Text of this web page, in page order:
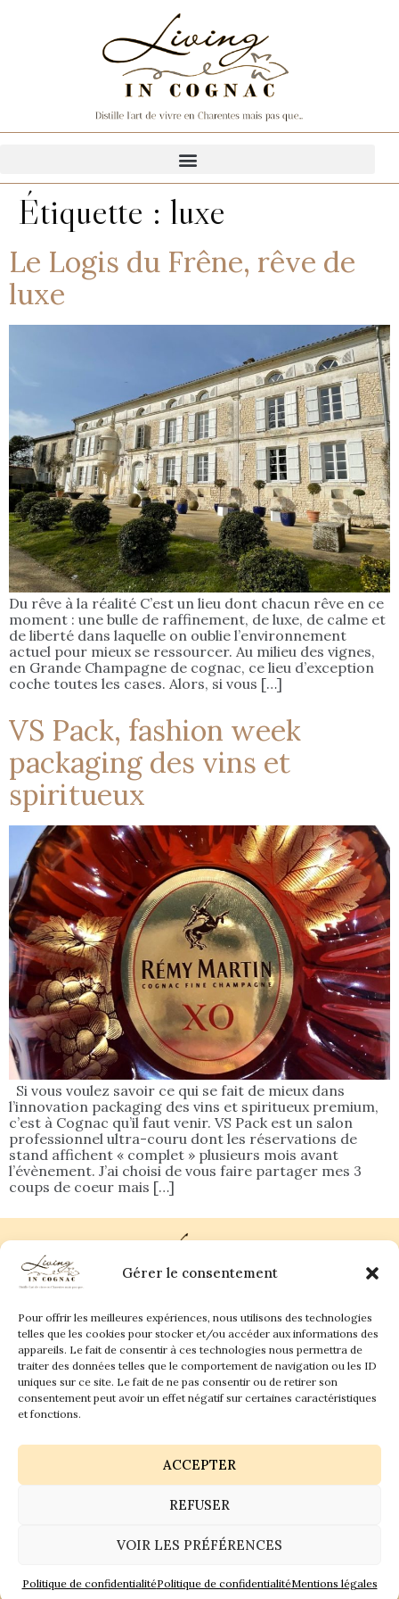
Gérer le consentement
Pour offrir les meilleures expériences, nous utilisons des technologies
telles que les cookies pour stocker et/ou accéder aux informations des
appareils. Le fait de consentir à ces technologies nous permettra de
traiter des données telles que le comportement de navigation ou les ID
uniques sur ce site. Le fait de ne pas consentir ou de retirer son
consentement peut avoir un effet négatif sur certaines caractéristiques
et fonctions.
ACCEPTER
REFUSER
VOIR LES PRÉFÉRENCES
Politique de confidentialitéPolitique de confidentialitéMentions légales
Étiquette : luxe
Le Logis du Frêne, rêve de
luxe
Du rêve à la réalité C’est un lieu dont chacun rêve en ce
moment : une bulle de raffinement, de luxe, de calme et
de liberté dans laquelle on oublie l’environnement
actuel pour mieux se ressourcer. Au milieu des vignes,
en Grande Champagne de cognac, ce lieu d’exception
coche toutes les cases. Alors, si vous […]
VS Pack, fashion week
packaging des vins et
spiritueux
Si vous voulez savoir ce qui se fait de mieux dans
l’innovation packaging des vins et spiritueux premium,
c’est à Cognac qu’il faut venir. VS Pack est un salon
professionnel ultra-couru dont les réservations de
stand affichent « complet » plusieurs mois avant
l’évènement. J’ai choisi de vous faire partager mes 3
coups de coeur mais […]
Plan du site
Living in Cognac Land
La vigne & Le verre
Newsletter
Dégustation sensorielle & Écriture
Contact
anne@livingincognac.com
Réalisation :GaiaCreative